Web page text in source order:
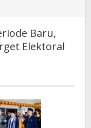
Baru,
Elektoral